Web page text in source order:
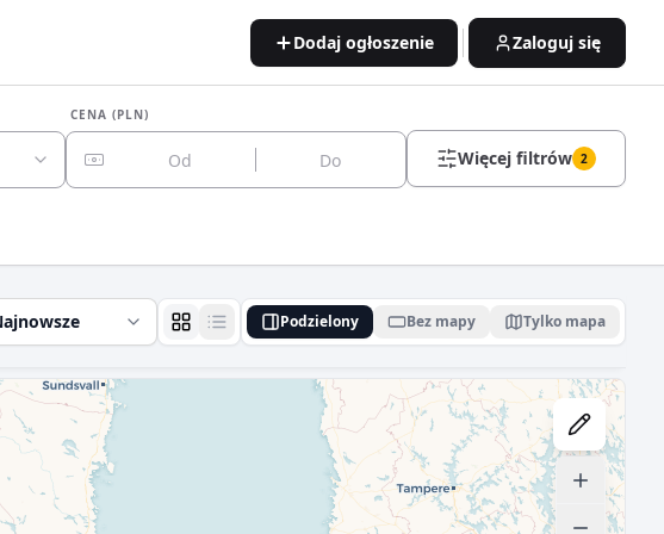
Dodaj ogłoszenie Zaloguj się
CENA (PLN)
Więcej filtrów 2
Podzielony Bez mapy Tylko mapa